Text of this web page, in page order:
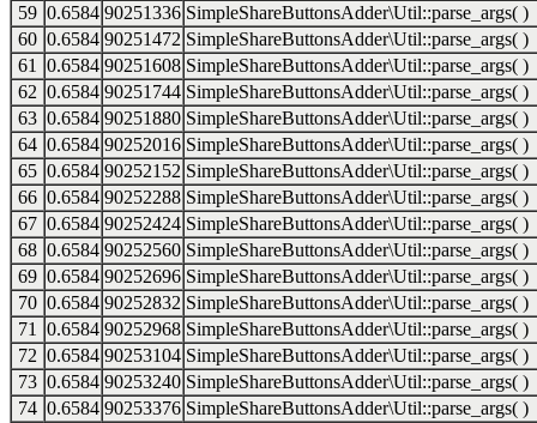
59 0.6584 90251336 SimpleShareButtonsAdder\Util::parse_args( )
60 0.6584 90251472 SimpleShareButtonsAdder\Util::parse_args( )
61
0.6584 90251608 SimpleShareButtonsAdder\Util::parse_args( )
62 0.6584 90251744 SimpleShareButtonsAdder\Util::parse_args( )
63 0.6584 90251880 SimpleShareButtonsAdder\Util::parse_args( )
64 0.6584 90252016 SimpleShareButtonsAdder\Util::parse_args( )
65 0.6584 90252152 SimpleShareButtonsAdder\Util::parse_args( )
66 0.6584 90252288 SimpleShareButtonsAdder\Util::parse_args( )
67 0.6584 90252424 SimpleShareButtonsAdder\Util::parse_args( )
68 0.6584 90252560 SimpleShareButtonsAdder\Util::parse_args( )
69 0.6584 90252696 SimpleShareButtonsAdder\Util::parse_args( )
70 0.6584 90252832 SimpleShareButtonsAdder\Util::parse_args( )
71
0.6584 90252968 SimpleShareButtonsAdder\Util::parse_args( )
72 0.6584 90253104 SimpleShareButtonsAdder\Util::parse_args( )
73 0.6584 90253240 SimpleShareButtonsAdder\Util::parse_args( )
74 0.6584 90253376 SimpleShareButtonsAdder\Util::parse_args( )